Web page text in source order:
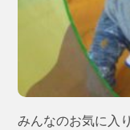
みんなのお気に入